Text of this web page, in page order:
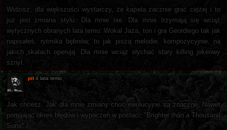
Widzisz, dla większości wystarczy, że kapela zacznie grać ciężej i to
już jest zmiana stylu. Dla mnie nie. Dla mnie trzymają się wciąż
wytycznych obranych lata temu. Wokal Jaza, ton i gra Geordiego tak jak
napisałeś, rytmika bębnów, to jak piszą melodie, kompozycyjnie, na
jakich skalach operują. Dla mnie wciąż słychać stary killing jokeowy
sznyt.
pit 4 lata temu
Jak chcesz. Jak dla mnie zmiany choć ewolucyjne są znaczne. Nawet
pomijając okres błędów i wypaczeń w postaci: "Brighter than a Thousand
Suns" i